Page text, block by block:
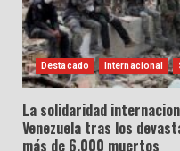
Destacado Internacional
La solidaridad
Venezuela tras los
más de 6.000 muertos